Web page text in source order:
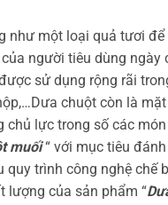
như một loại quả tươi
người tiêu dùng
sử dụng rộng rãi
chuột còn là
lực trong số các
muối“ với mục tiêu
trình công nghệ chế
lượng của sản phẩm “